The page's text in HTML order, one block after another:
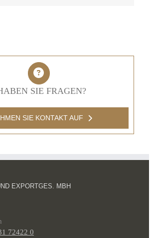
SIE FRAGEN?
SIE KONTAKT AUF
EXPORTGES. MBH
72422 0